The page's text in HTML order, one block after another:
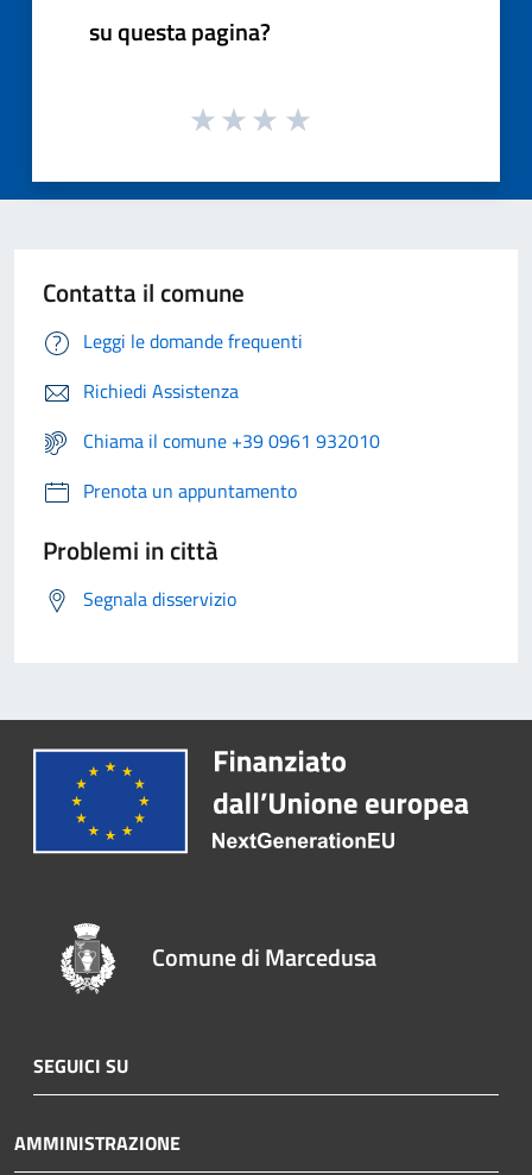
su questa pagina?
Contatta il comune
Leggi le domande frequenti
Richiedi Assistenza
Chiama il comune +39 0961 932010
Prenota un appuntamento
Problemi in città
Segnala disservizio
Comune di Marcedusa
SEGUICI SU
AMMINISTRAZIONE